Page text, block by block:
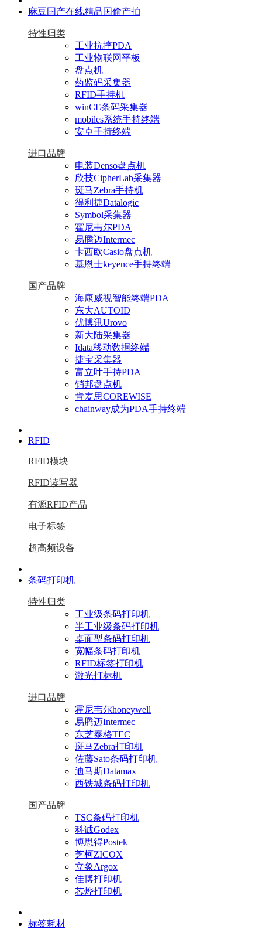
麻豆国产在线精品国偷产拍
特性归类
工业抗摔PDA
工业物联网平板
盘点机
药监码采集器
RFID手持机
winCE条码采集器
mobiles系统手持终端
安卓手持终端
进口品牌
电装Denso盘点机
欣技CipherLab采集器
斑马Zebra手持机
得利捷Datalogic
Symbol采集器
霍尼韦尔PDA
易腾迈Intermec
卡西欧Casio盘点机
基恩士keyence手持终端
国产品牌
海康威视智能终端PDA
东大AUTOID
优博讯Urovo
新大陆采集器
Idata移动数据终端
捷宝采集器
富立叶手持PDA
销邦盘点机
肯麦思COREWISE
chainway成为PDA手持终端
|
RFID
RFID模块
RFID读写器
有源RFID产品
电子标签
超高频设备
|
条码打印机
特性归类
工业级条码打印机
半工业级条码打印机
桌面型条码打印机
宽幅条码打印机
RFID标签打印机
激光打标机
进口品牌
霍尼韦尔honeywell
易腾迈Intermec
东芝泰格TEC
斑马Zebra打印机
佐藤Sato条码打印机
迪马斯Datamax
西铁城条码打印机
国产品牌
TSC条码打印机
科诚Godex
博思得Postek
芝柯ZICOX
立象Argox
佳博打印机
芯烨打印机
|
标签耗材